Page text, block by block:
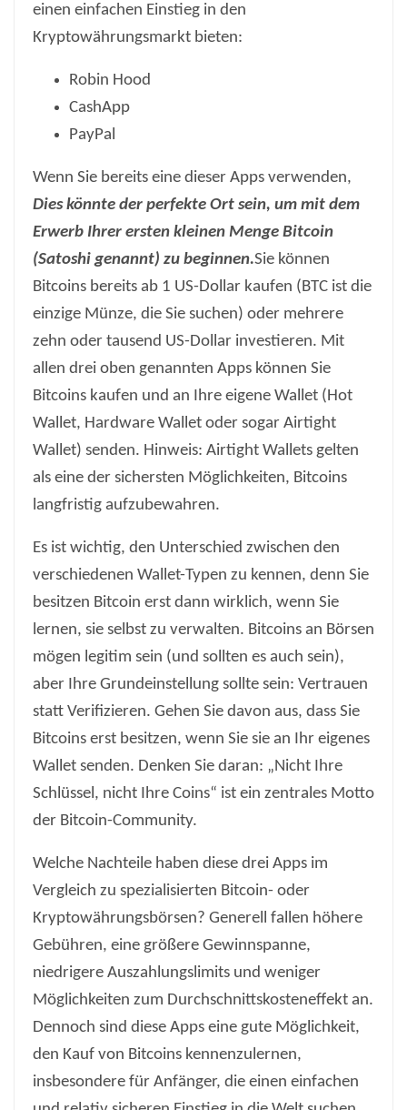
einen einfachen Einstieg in den
Kryptowährungsmarkt bieten:
Robin Hood
CashApp
PayPal
Wenn Sie bereits eine dieser Apps verwenden,
Dies könnte der perfekte Ort sein, um mit dem
Erwerb Ihrer ersten kleinen Menge Bitcoin
(Satoshi genannt) zu beginnen.Sie können
Bitcoins bereits ab 1 US-Dollar kaufen (BTC ist die
einzige Münze, die Sie suchen) oder mehrere
zehn oder tausend US-Dollar investieren. Mit
allen drei oben genannten Apps können Sie
Bitcoins kaufen und an Ihre eigene Wallet (Hot
Wallet, Hardware Wallet oder sogar Airtight
Wallet) senden. Hinweis: Airtight Wallets gelten
als eine der sichersten Möglichkeiten, Bitcoins
langfristig aufzubewahren.
Es ist wichtig, den Unterschied zwischen den
verschiedenen Wallet-Typen zu kennen, denn Sie
besitzen Bitcoin erst dann wirklich, wenn Sie
lernen, sie selbst zu verwalten. Bitcoins an Börsen
mögen legitim sein (und sollten es auch sein),
aber Ihre Grundeinstellung sollte sein: Vertrauen
statt Verifizieren. Gehen Sie davon aus, dass Sie
Bitcoins erst besitzen, wenn Sie sie an Ihr eigenes
Wallet senden. Denken Sie daran: „Nicht Ihre
Schlüssel, nicht Ihre Coins“ ist ein zentrales Motto
der Bitcoin-Community.
Welche Nachteile haben diese drei Apps im
Vergleich zu spezialisierten Bitcoin- oder
Kryptowährungsbörsen? Generell fallen höhere
Gebühren, eine größere Gewinnspanne,
niedrigere Auszahlungslimits und weniger
Möglichkeiten zum Durchschnittskosteneffekt an.
Dennoch sind diese Apps eine gute Möglichkeit,
den Kauf von Bitcoins kennenzulernen,
insbesondere für Anfänger, die einen einfachen